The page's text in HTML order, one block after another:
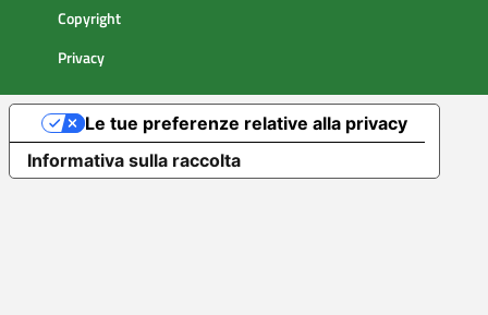
Copyright
Privacy
Informativa sulla raccolta
Le tue preferenze relative alla privacy